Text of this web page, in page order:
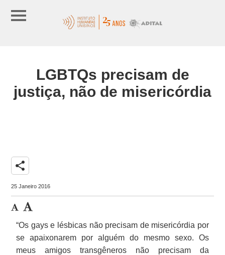
LGBTQs precisam de
justiça, não de misericórdia
share
25 Janeiro 2016
“Os gays e lésbicas não precisam de misericórdia por
se apaixonarem por alguém do mesmo sexo. Os
meus amigos transgêneros não precisam da